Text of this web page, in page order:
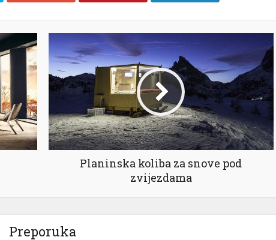
Planinska koliba za snove pod
zvijezdama
Preporuka